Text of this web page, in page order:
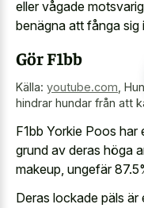
eller vågade
benägna att fånga sig
Gör F1bb
Källa: youtube.com
hindrar hundar från att
F1bb Yorkie Poos
grund av deras höga
makeup , ungefär
Deras lockade päls